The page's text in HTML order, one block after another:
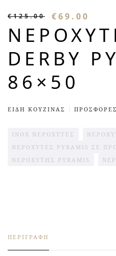
€125.00 €69.00
DERBY
86×50
ΕΊΔΗ ΚΟΥΖΊΝΑΣ ΠΡΟΣΦΟΡΈΣ
INOX ΝΕΡΟΧΎΤΕΣ
ΝΕΡΟΧΎΤΕΣ PYRAMIS ΣΕ
ΝΕΡΟΧΎΤΗΣ PYRAMIS
ΠΕΡΙΓΡΑΦΉ